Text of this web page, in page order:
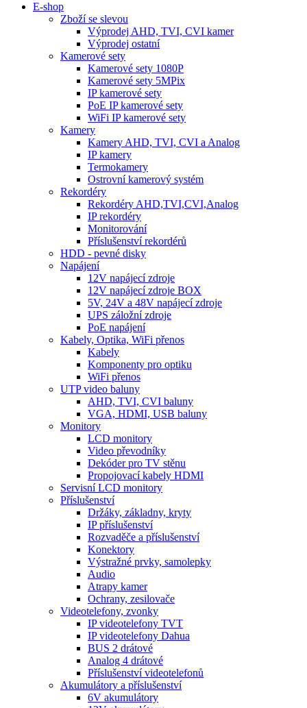
E-shop
Zboží se slevou
Výprodej AHD, TVI, CVI kamer
Výprodej ostatní
Kamerové sety
Kamerové sety 1080P
Kamerové sety 5MPix
IP kamerové sety
PoE IP kamerové sety
WiFi IP kamerové sety
Kamery
Kamery AHD, TVI, CVI a Analog
IP kamery
Termokamery
Ostrovní kamerový systém
Rekordéry
Rekordéry AHD,TVI,CVI,Analog
IP rekordéry
Monitorování
Příslušenství rekordérů
HDD - pevné disky
Napájení
12V napájecí zdroje
12V napájecí zdroje BOX
5V, 24V a 48V napájecí zdroje
UPS záložní zdroje
PoE napájení
Kabely, Optika, WiFi přenos
Kabely
Komponenty pro optiku
WiFi přenos
UTP video baluny
AHD, TVI, CVI baluny
VGA, HDMI, USB baluny
Monitory
LCD monitory
Video převodníky
Dekóder pro TV stěnu
Propojovací kabely HDMI
Servisní LCD monitory
Příslušenství
Držáky, základny, kryty
IP příslušenství
Rozvaděče a příslušenství
Konektory
Výstražné prvky, samolepky
Audio
Atrapy kamer
Ochrany, zesilovače
Videotelefony, zvonky
IP videotelefony TVT
IP videotelefony Dahua
BUS 2 drátové
Analog 4 drátové
Příslušenství videotelefonů
Akumulátory a příslušenství
6V akumulátory